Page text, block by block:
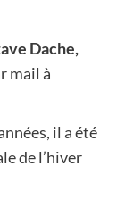
Dache,
mail à
il a été
de l’hiver